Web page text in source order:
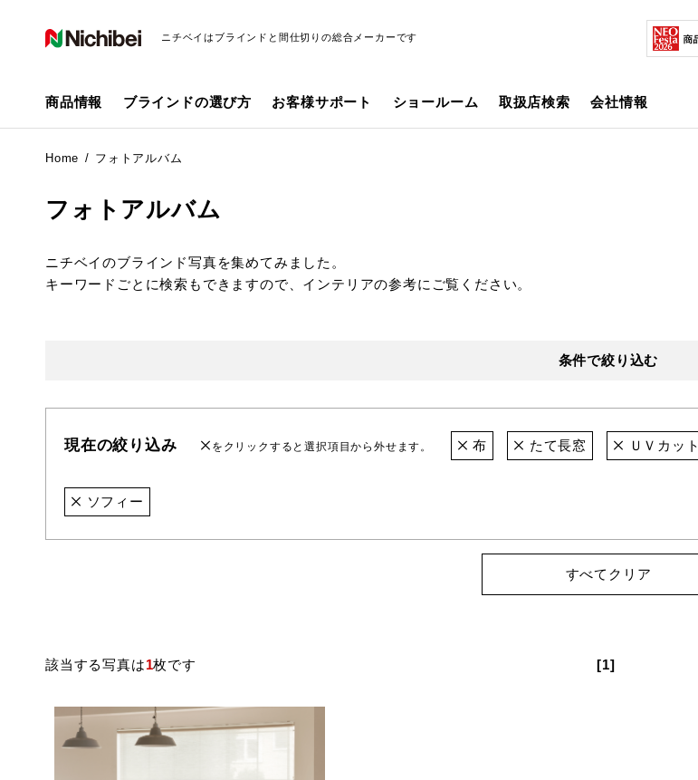
ニチベイはブラインドと間仕切りの総合メーカーです
商品情報 ブラインドの選び方 お客様サポート ショールーム 取扱店検索 会社情報
Home フォトアルバム
フォトアルバム
ニチベイのブラインド写真を集めてみました。
キーワードごとに検索もできますので、インテリアの参考にご覧ください。
条件で絞り込む
現在の絞り込み をクリックすると選択項目から外せます。 布 たて長窓 ＵＶカット
ソフィー
すべてクリア
該当する写真は1枚です [1]